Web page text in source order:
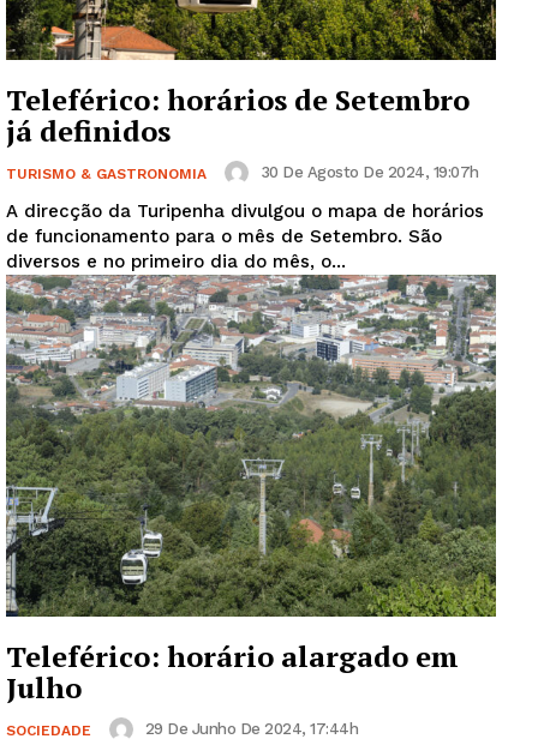
Teleférico: horários de Setembro
já definidos
TURISMO & GASTRONOMIA 30 De Agosto De 2024, 19:07h
A direcção da Turipenha divulgou o mapa de horários
de funcionamento para o mês de Setembro. São
diversos e no primeiro dia do mês, o...
Teleférico: horário alargado em
Julho
SOCIEDADE 29 De Junho De 2024, 17:44h